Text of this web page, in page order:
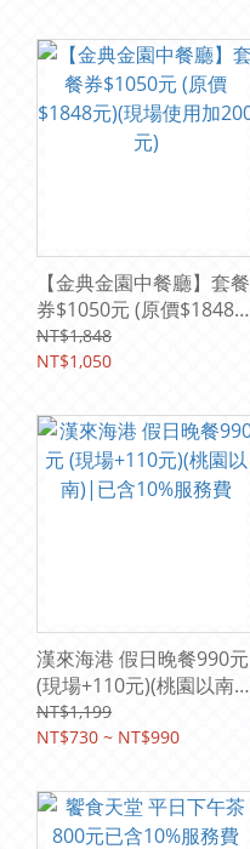
【金典金園中餐廳】套餐
券$1050元 (原價$1848
元)(現場使用加200元)
NT$1,848
NT$1,050
漢來海港 假日晚餐990元
(現場+110元)(桃園以南)|
已含10%服務費
NT$1,199
NT$730 ~ NT$990